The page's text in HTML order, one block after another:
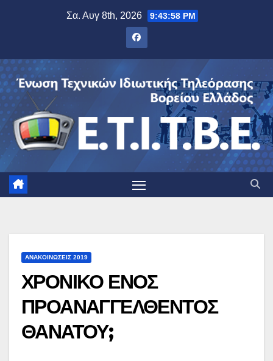
Σα. Αυγ 8th, 2026 9:43:59 PM
ΑΝΑΚΟΙΝΏΣΕΙΣ 2019
ΧΡΟΝΙΚΟ ΕΝΟΣ
ΠΡΟΑΝΑΓΓΕΛΘΕΝΤΟΣ
ΘΑΝΑΤΟΥ;